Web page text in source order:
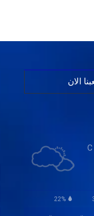
الان
C
22%